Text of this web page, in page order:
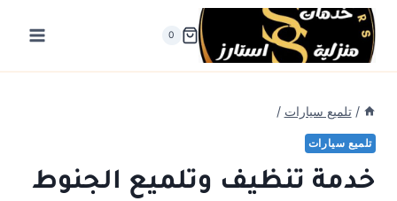
التجاوز
المحتوى
0
/ تلميع سيارات /
تلميع سيارات
خدمة تنظيف وتلميع الجنوط